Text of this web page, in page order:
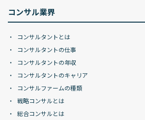
コンサル業界
コンサルタントとは
コンサルタントの仕事
コンサルタントの年収
コンサルタントのキャリア
コンサルファームの種類
戦略コンサルとは
総合コンサルとは